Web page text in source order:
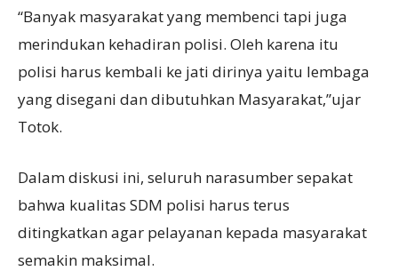
“Banyak masyarakat yang membenci tapi juga
merindukan kehadiran polisi. Oleh karena itu
polisi harus kembali ke jati dirinya yaitu lembaga
yang disegani dan dibutuhkan Masyarakat,”ujar
Totok.
Dalam diskusi ini, seluruh narasumber sepakat
bahwa kualitas SDM polisi harus terus
ditingkatkan agar pelayanan kepada masyarakat
semakin maksimal.